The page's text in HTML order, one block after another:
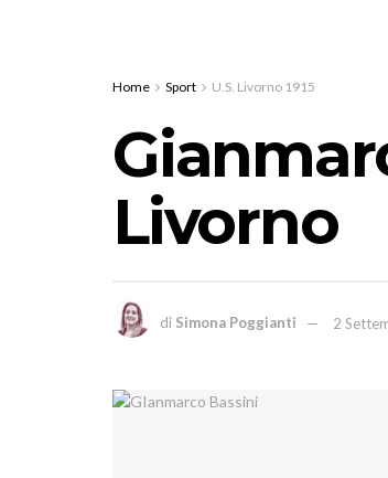
Home Sport U.S. Livorno 1915
Livorno
di Simona Poggianti 2